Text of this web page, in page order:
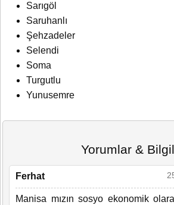
Sarıgöl
Saruhanlı
Şehzadeler
Selendi
Soma
Turgutlu
Yunusemre
Yorumlar &
Ferhat
Manisa mızın sosyo ekonomik